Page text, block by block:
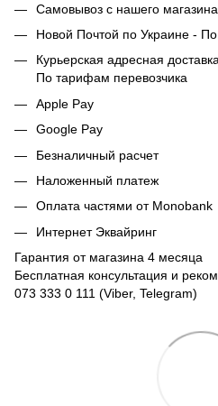
Самовывоз с нашего
Новой Почтой по Украине -
Курьерская адресная
По тарифам перевозчика
Apple Pay
Google Pay
Безналичный расчет
Наложенный платеж
Оплата частями от Monobank
Интернет Эквайринг
Гарантия от магазина 4 месяца
Бесплатная консультация и
073 333 0 111 (Viber, Telegram)